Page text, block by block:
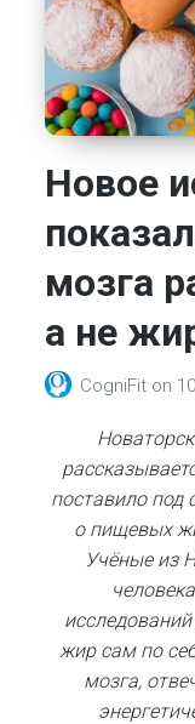
Новое
мозга
а не
CogniFit on
поставило под
о пищевых
Учёные из
жир сам по
мозга,